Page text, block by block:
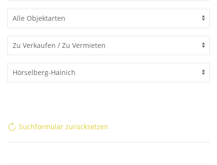
Suchformular zurücksetzen